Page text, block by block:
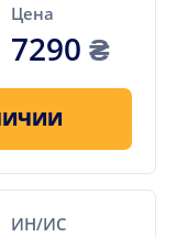
Цена
7290₴
ИН/ИС